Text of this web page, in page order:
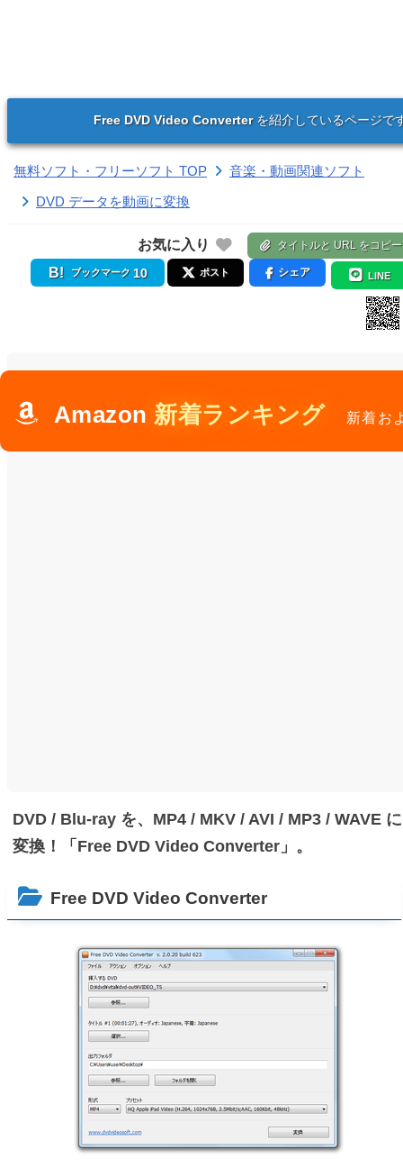
Free DVD Video Converterを紹介しているページで
無料ソフト・フリーソフト TOP
音楽・動画関連ソフト
DVD データを動画に変換
お気に入り タイトルと URL をコピー
ブックマーク 10 ポスト シェア LINE
Amazon 新着ランキング 新着お
DVD / Blu-ray を、MP4 / MKV / AVI / MP3 / WAVE に
変換！「Free DVD Video Converter」。
Free DVD Video Converter